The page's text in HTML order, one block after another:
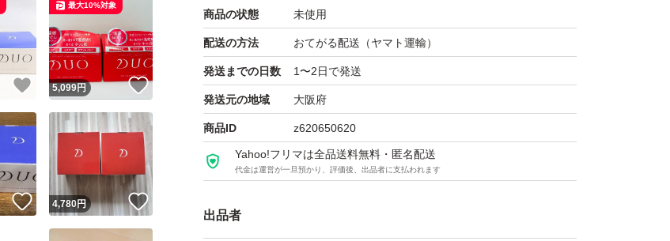
商品の状態 未使用
配送の方法 おてがる配送（ヤマト運輸）
発送までの日数 1〜2日で発送
発送元の地域 大阪府
商品ID z620650620
Yahoo!フリマは全品送料無料・匿名配送
代金は運営が一旦預かり、評価後、出品者に支払われます
出品者
いいね！
5,099円 いいね！
最大10%対象
いいね！
4,780円